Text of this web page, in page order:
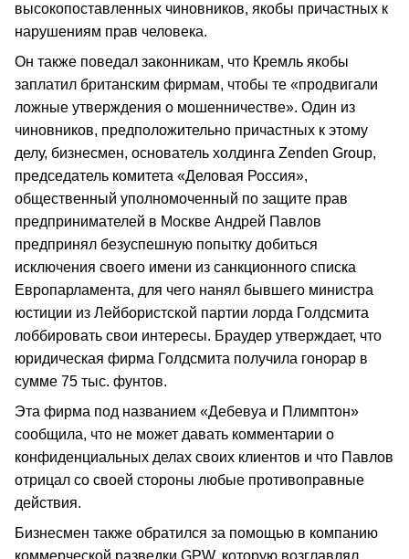
высокопоставленных чиновников, якобы причастных к
нарушениям прав человека.
Он также поведал законникам, что Кремль якобы
заплатил британским фирмам, чтобы те «продвигали
ложные утверждения о мошенничестве». Один из
чиновников, предположительно причастных к этому
делу, бизнесмен, основатель холдинга Zenden Group,
председатель комитета «Деловая Россия»,
общественный уполномоченный по защите прав
предпринимателей в Москве Андрей Павлов
предпринял безуспешную попытку добиться
исключения своего имени из санкционного списка
Европарламента, для чего нанял бывшего министра
юстиции из Лейбористской партии лорда Голдсмита
лоббировать свои интересы. Браудер утверждает, что
юридическая фирма Голдсмита получила гонорар в
сумме 75 тыс. фунтов.
Эта фирма под названием «Дебевуа и Плимптон»
сообщила, что не может давать комментарии о
конфиденциальных делах своих клиентов и что Павлов
отрицал со своей стороны любые противоправные
действия.
Бизнесмен также обратился за помощью в компанию
коммерческой разведки GPW, которую возглавлял